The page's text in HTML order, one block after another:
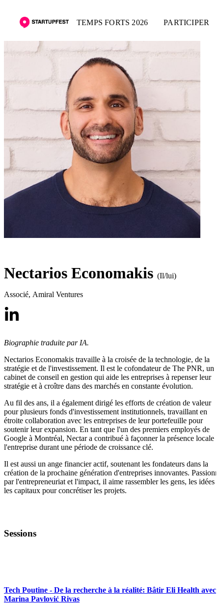
TEMPS FORTS 2026 PARTICIPER
Nectarios Economakis (Il/lui)
Associé, Amiral Ventures
Biographie traduite par IA.
Nectarios Economakis travaille à la croisée de la technologie, de la
stratégie et de l'investissement. Il est le cofondateur de The PNR, un
cabinet de conseil en gestion qui aide les entreprises à repenser leur
stratégie et à croître dans des marchés en constante évolution.
Au fil des ans, il a également dirigé les efforts de création de valeur
pour plusieurs fonds d'investissement institutionnels, travaillant en
étroite collaboration avec les entreprises de leur portefeuille pour
soutenir leur expansion. En tant que l'un des premiers employés de
Google à Montréal, Nectar a contribué à façonner la présence locale
l'entreprise durant une période de croissance clé.
Il est aussi un ange financier actif, soutenant les fondateurs dans la
création de la prochaine génération d'entreprises innovantes.
par l'entrepreneuriat et l'impact, il aime rassembler les gens, les idées
les capitaux pour concrétiser les projets.
Sessions
Tech Poutine - De la recherche à la réalité: Bâtir Eli Health avec
Marina Pavlović Rivas